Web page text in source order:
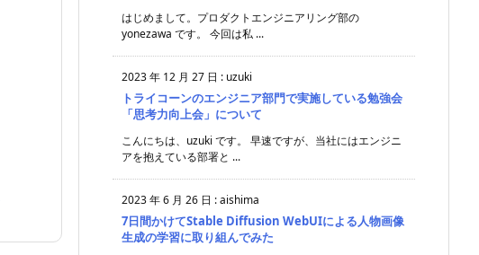
はじめまして。プロダクトエンジニアリング部の
yonezawa です。 今回は私 ...
2023 年 12 月 27 日 : uzuki
トライコーンのエンジニア部門で実施している勉強会
「思考力向上会」について
こんにちは、uzuki です。 早速ですが、当社にはエンジニ
アを抱えている部署と ...
2023 年 6 月 26 日 :aishima
7日間かけてStable Diffusion WebUIによる人物画像
生成の学習に取り組んでみた